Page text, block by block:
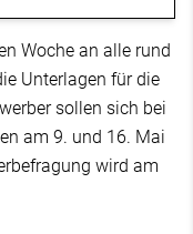
Woche an alle rund
Unterlagen für die
sollen sich bei
am 9. und 16. Mai
wird am